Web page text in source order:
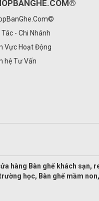
- Chi Nhánh
Vực Hoạt Động
hệ Tư Vấn
hàng Bàn ghế khách
học, Bàn ghế mầm